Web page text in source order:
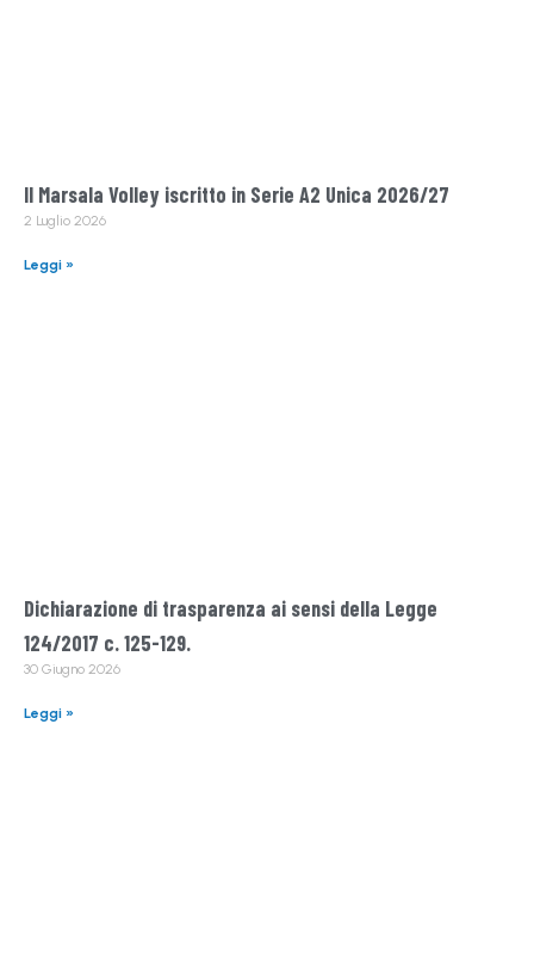
Il Marsala Volley iscritto in Serie A2 Unica 2026/27
2 Luglio 2026
Leggi »
Dichiarazione di trasparenza ai sensi della Legge
124/2017 c. 125-129.
30 Giugno 2026
Leggi »